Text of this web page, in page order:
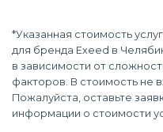
*Указанная стоимость
для бренда Exeed в
в зависимости от
факторов. В стоимость не
Пожалуйста, оставьте
информации о стоимости